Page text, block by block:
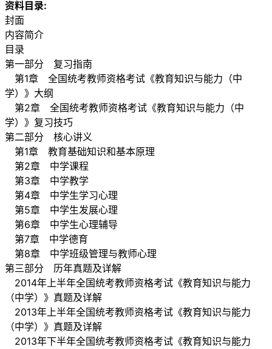
资料目录:
封面
内容简介
目录
第一部分 复习指南
第1章 全国统考教师资格考试《教育知识与能力（中
学）》大纲
第2章 全国统考教师资格考试《教育知识与能力（中
学）》复习技巧
第二部分 核心讲义
第1章 教育基础知识和基本原理
第2章 中学课程
第3章 中学教学
第4章 中学生学习心理
第5章 中学生发展心理
第6章 中学生心理辅导
第7章 中学德育
第8章 中学班级管理与教师心理
第三部分 历年真题及详解
2014年上半年全国统考教师资格考试《教育知识与能力
（中学）》真题及详解
2013年上半年全国统考教师资格考试《教育知识与能力
（中学）》真题及详解
2013年下半年全国统考教师资格考试《教育知识与能力